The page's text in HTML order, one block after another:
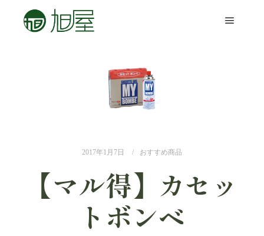
2017年1月7日 おすすめ商品
【マル得】カセッ
トボンベ